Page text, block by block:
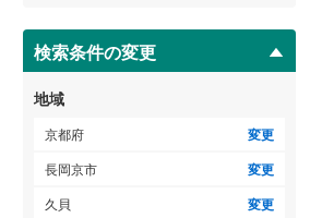
ジ
に
保
存
す
る
検索条件の変更
地域
京都府 変更
長岡京市 変更
久貝 変更